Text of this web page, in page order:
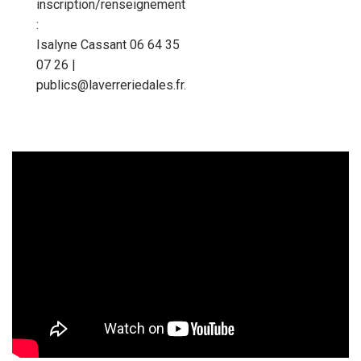
inscription/renseignement
:
Isalyne Cassant 06 64 35
07 26 |
publics@laverreriedales.fr.